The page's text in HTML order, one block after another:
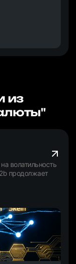
из
волатильность
продолжает